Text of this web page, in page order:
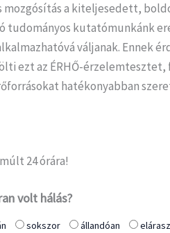
mozgósítás a kiteljesedett,
tudományos kutatómunkánk
váljanak. Ennek
ezt az ÉRHŐ-
hatékonyabban
24 órára!
volt hálás?
sokszor állandóan